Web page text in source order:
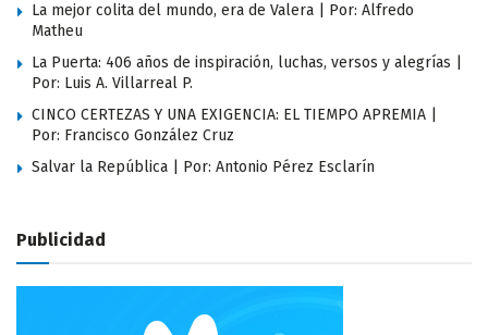
La mejor colita del mundo, era de Valera | Por: Alfredo
Matheu
La Puerta: 406 años de inspiración, luchas, versos y alegrías |
Por: Luis A. Villarreal P.
CINCO CERTEZAS Y UNA EXIGENCIA: EL TIEMPO APREMIA |
Por: Francisco González Cruz
Salvar la República | Por: Antonio Pérez Esclarín
Publicidad